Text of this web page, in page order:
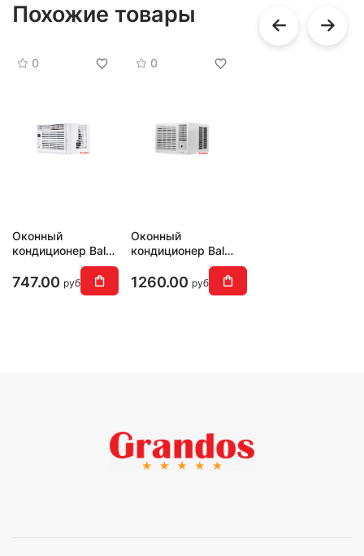
Похожие товары
0
Оконный
кондиционер Ballu
Wind cool BWC-05
AC
747.00 руб
0
Оконный
кондиционер Ballu
1260.00 руб